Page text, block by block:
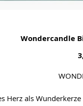
Wondercandle
Herz als